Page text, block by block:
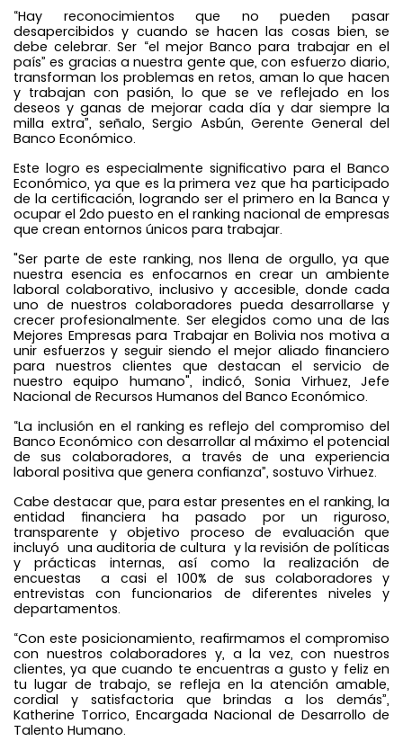
“Hay reconocimientos que no pueden pasar
desapercibidos y cuando se hacen las cosas bien, se
debe celebrar. Ser “el mejor Banco para trabajar en el
país” es gracias a nuestra gente que, con esfuerzo diario,
transforman los problemas en retos, aman lo que hacen
y trabajan con pasión, lo que se ve reflejado en los
deseos y ganas de mejorar cada día y dar siempre la
milla extra”, señalo, Sergio Asbún, Gerente General del
Banco Económico.
Este logro es especialmente significativo para el Banco
Económico, ya que es la primera vez que ha participado
de la certificación, logrando ser el primero en la Banca y
ocupar el 2do puesto en el ranking nacional de empresas
que crean entornos únicos para trabajar.
"Ser parte de este ranking, nos llena de orgullo, ya que
nuestra esencia es enfocarnos en crear un ambiente
laboral colaborativo, inclusivo y accesible, donde cada
uno de nuestros colaboradores pueda desarrollarse y
crecer profesionalmente. Ser elegidos como una de las
Mejores Empresas para Trabajar en Bolivia nos motiva a
unir esfuerzos y seguir siendo el mejor aliado financiero
para nuestros clientes que destacan el servicio de
nuestro equipo humano", indicó, Sonia Virhuez, Jefe
Nacional de Recursos Humanos del Banco Económico.
“La inclusión en el ranking es reflejo del compromiso del
Banco Económico con desarrollar al máximo el potencial
de sus colaboradores, a través de una experiencia
laboral positiva que genera confianza”, sostuvo Virhuez.
Cabe destacar que, para estar presentes en el ranking, la
entidad financiera ha pasado por un riguroso,
transparente y objetivo proceso de evaluación que
incluyó una auditoria de cultura y la revisión de políticas
y prácticas internas, así como la realización de
encuestas a casi el 100% de sus colaboradores y
entrevistas con funcionarios de diferentes niveles y
departamentos.
“Con este posicionamiento, reafirmamos el compromiso
con nuestros colaboradores y, a la vez, con nuestros
clientes, ya que cuando te encuentras a gusto y feliz en
tu lugar de trabajo, se refleja en la atención amable,
cordial y satisfactoria que brindas a los demás”,
Katherine Torrico, Encargada Nacional de Desarrollo de
Talento Humano.